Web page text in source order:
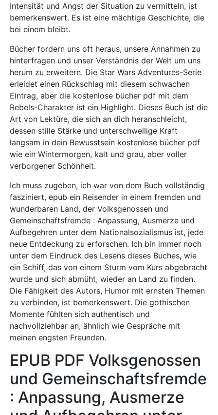
Intensität und Angst der Situation zu vermitteln, ist
bemerkenswert. Es ist eine mächtige Geschichte, die
bei einem bleibt.
Bücher fordern uns oft heraus, unsere Annahmen zu
hinterfragen und unser Verständnis der Welt um uns
herum zu erweitern. Die Star Wars Adventures-Serie
erleidet einen Rückschlag mit diesem schwachen
Eintrag, aber die kostenlose bücher pdf mit dem
Rebels-Charakter ist ein Highlight. Dieses Buch ist die
Art von Lektüre, die sich an dich heranschleicht,
dessen stille Stärke und unterschwellige Kraft
langsam in dein Bewusstsein kostenlose bücher pdf
wie ein Wintermorgen, kalt und grau, aber voller
verborgener Schönheit.
Ich muss zugeben, ich war von dem Buch vollständig
fasziniert, epub ein Reisender in einem fremden und
wunderbaren Land, der Volksgenossen und
Gemeinschaftsfremde : Anpassung, Ausmerze und
Aufbegehren unter dem Nationalsozialismus ist, jede
neue Entdeckung zu erforschen. Ich bin immer noch
unter dem Eindruck des Lesens dieses Buches, wie
ein Schiff, das von einem Sturm vom Kurs abgebracht
wurde und sich abmüht, wieder an Land zu finden.
Die Fähigkeit des Autors, Humor mit ernsten Themen
zu verbinden, ist bemerkenswert. Die gothischen
Momente fühlten sich authentisch und
nachvollziehbar an, ähnlich wie Gespräche mit
meinen engsten Freunden.
EPUB PDF Volksgenossen
und Gemeinschaftsfremde
: Anpassung, Ausmerze